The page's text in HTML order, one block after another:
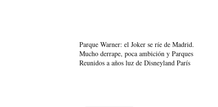
Parque Warner: el Joker se ríe de Madrid.
Mucho derrape, poca ambición y Parques
Reunidos a años luz de Disneyland París